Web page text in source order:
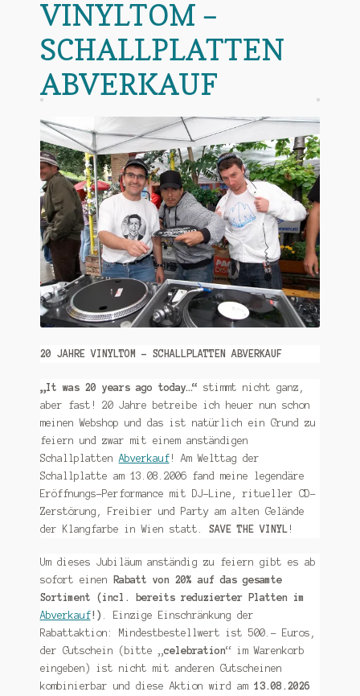
Warenkorb
öffnen
VINYLTOM –
SCHALLPLATTEN
ABVERKAUF
20 JAHRE VINYLTOM – SCHALLPLATTEN ABVERKAUF
„It was 20 years ago today…“ stimmt nicht ganz,
aber fast! 20 Jahre betreibe ich heuer nun schon
meinen Webshop und das ist natürlich ein Grund zu
feiern und zwar mit einem anständigen
Schallplatten Abverkauf! Am Welttag der
Schallplatte am 13.08.2006 fand meine legendäre
Eröffnungs-Performance mit DJ-Line, ritueller CD-
Zerstörung, Freibier und Party am alten Gelände
der Klangfarbe in Wien statt. SAVE THE VINYL !
Um dieses Jubiläum anständig zu feiern gibt es ab
sofort einen
Rabatt von 20% auf das gesamte
Sortiment (incl. bereits reduzierter Platten im
Abverkauf!)
. Einzige Einschränkung der
Rabattaktion: Mindestbestellwert ist 500.- Euros,
der Gutschein (bitte „celebration“ im Warenkorb
eingeben) ist nicht mit anderen Gutscheinen
kombinierbar und diese Aktion wird am 13.08.2026